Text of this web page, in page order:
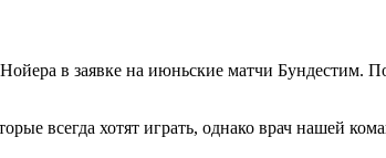
в заявке на июньские матчи Бундестим.
всегда хотят играть, однако врач нашей